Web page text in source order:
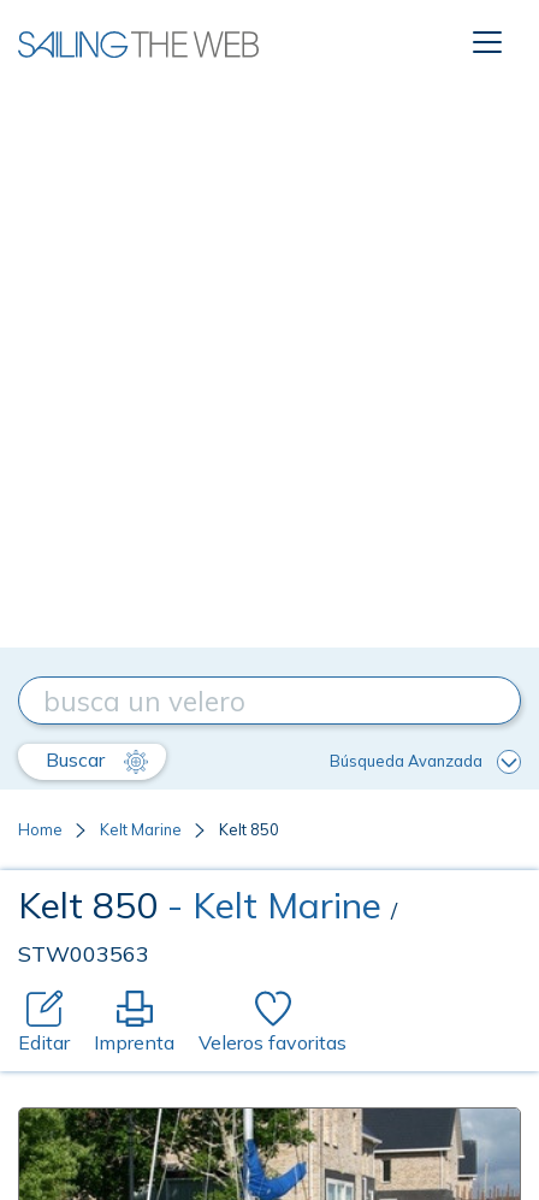
Buscar Búsqueda Avanzada
Home Kelt Marine Kelt 850
Kelt 850 - Kelt Marine /
STW003563
Editar Imprenta Veleros favoritas